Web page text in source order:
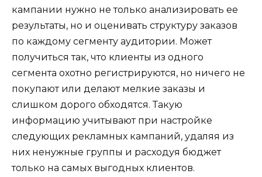
кампании нужно не только анализировать ее
результаты, но и оценивать структуру заказов
по каждому сегменту аудитории. Может
получиться так, что клиенты из одного
сегмента охотно регистрируются, но ничего не
покупают или делают мелкие заказы и
слишком дорого обходятся. Такую
информацию учитывают при настройке
следующих рекламных кампаний, удаляя из
них ненужные группы и расходуя бюджет
только на самых выгодных клиентов.